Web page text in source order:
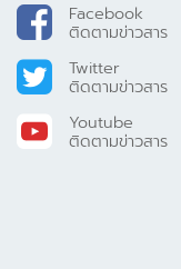
Facebook
ติดตามข่าวสาร
Twitter
ติดตามข่าวสาร
Youtube
ติดตามข่าวสาร